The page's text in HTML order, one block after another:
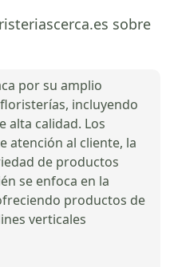
sobre
por su amplio
incluyendo
alta calidad. Los
atención al cliente, la
de productos
se enfoca en la
productos de
verticales